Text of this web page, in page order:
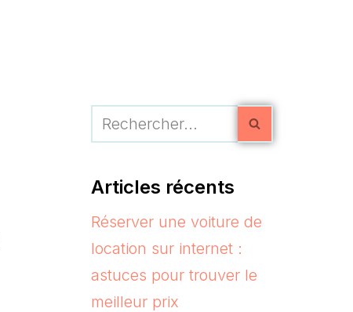
Articles récents
Réserver une voiture de
location sur internet :
astuces pour trouver le
meilleur prix